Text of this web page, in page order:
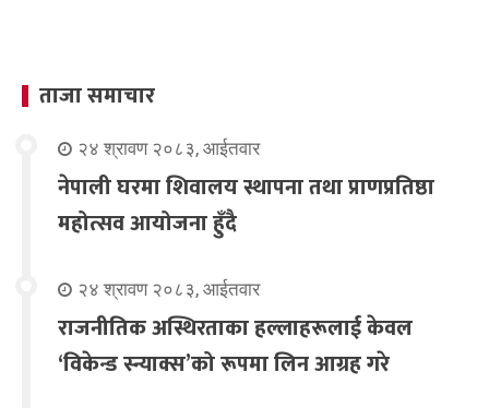
ताजा समाचार
२४ श्रावण २०८३, आईतवार
नेपाली घरमा शिवालय स्थापना तथा प्राणप्रतिष्ठा
महोत्सव आयोजना हुँदै
२४ श्रावण २०८३, आईतवार
राजनीतिक अस्थिरताका हल्लाहरूलाई केवल
‘विकेन्ड स्न्याक्स’को रूपमा लिन आग्रह गरे